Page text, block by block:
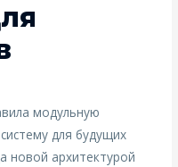
модульную
для будущих
новой архитектурой